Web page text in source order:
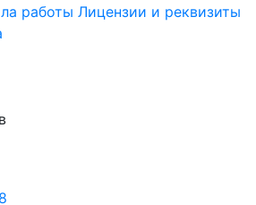
работы Лицензии и реквизиты